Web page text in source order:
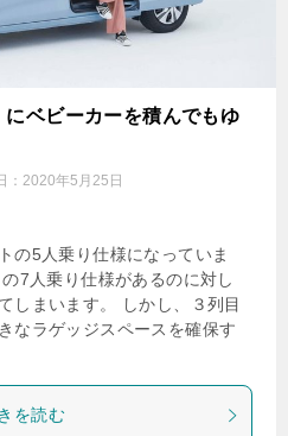
ベビーカーを積んでもゆ
： 2020年5月25日
の5人乗り仕様になっていま
7人乗り仕様があるのに対し
しまいます。 しかし、３列目
なラゲッジスペースを確保す
を読む